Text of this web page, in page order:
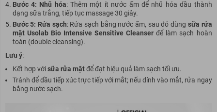
Bước 4: Nhũ hóa: Thêm một ít nước ấm để nhũ hóa dầu thành
dạng sữa trắng, tiếp tục massage 30 giây.
Bước 5: Rửa sạch: Rửa sạch bằng nước ấm, sau đó dùng sữa rửa
mặt Usolab Bio Intensive Sensitive Cleanser để làm sạch hoàn
toàn (double cleansing).
Lưu ý:
Kết hợp vớisữa rửa mặtđể đạt hiệu quả làm sạch tối ưu.
Tránh để dầu tiếp xúc trực tiếp với mắt; nếu dính vào mắt, rửa ngay
bằng nước sạch.